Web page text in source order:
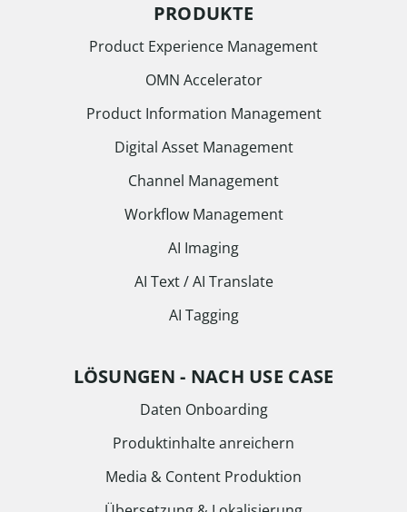
PRODUKTE
Product Experience Management
OMN Accelerator
Product Information Management
Digital Asset Management
Channel Management
Workflow Management
AI Imaging
AI Text / AI Translate
AI Tagging
LÖSUNGEN - NACH USE CASE
Daten Onboarding
Produktinhalte anreichern
Media & Content Produktion